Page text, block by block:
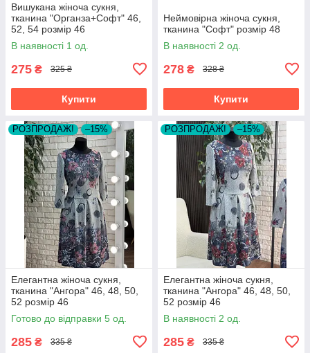
Вишукана жіноча сукня,
тканина "Органза+Софт" 46,
52, 54 розмір 46
В наявності 1 од.
275 ₴ 325 ₴
Купити
Неймовірна жіноча сукня,
тканина "Софт" розмір 48
В наявності 2 од.
278 ₴ 328 ₴
Купити
РОЗПРОДАЖ! –15%
Елегантна жіноча сукня,
тканина "Ангора" 46, 48, 50,
52 розмір 46
Готово до відправки 5 од.
285 ₴ 335 ₴
РОЗПРОДАЖ! –15%
Елегантна жіноча сукня,
тканина "Ангора" 46, 48, 50,
52 розмір 46
В наявності 2 од.
285 ₴ 335 ₴